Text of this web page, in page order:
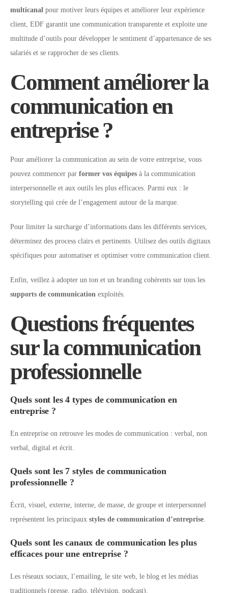
multicanal pour motiver leurs équipes et améliorer leur expérience
client, EDF garantit une communication transparente et exploite une
multitude d’outils pour développer le sentiment d’appartenance de ses
salariés et se rapprocher de ses clients.
Comment améliorer la
communication en
entreprise ?
Pour améliorer la communication au sein de votre entreprise, vous
pouvez commencer par former vos équipes à la communication
interpersonnelle et aux outils les plus efficaces. Parmi eux : le
storytelling qui crée de l’engagement autour de la marque.
Pour limiter la surcharge d’informations dans les différents services,
déterminez des process clairs et pertinents. Utilisez des outils digitaux
spécifiques pour automatiser et optimiser votre communication client.
Enfin, veillez à adopter un ton et un branding cohérents sur tous les
supports de communication exploités.
Questions fréquentes
sur la communication
professionnelle
Quels sont les 4 types de communication en
entreprise ?
En entreprise on retrouve les modes de communication : verbal, non
verbal, digital et écrit.
Quels sont les 7 styles de communication
professionnelle ?
Écrit, visuel, externe, interne, de masse, de groupe et interpersonnel
représentent les principaux styles de communication d’entreprise.
Quels sont les canaux de communication les plus
efficaces pour une entreprise ?
Les réseaux sociaux, l’emailing, le site web, le blog et les médias
traditionnels (presse, radio, télévision, podcast).